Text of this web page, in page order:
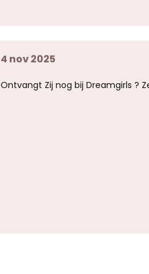
n
n
4 nov 2025
Ontvangt Zij nog bij Dreamgirls ?